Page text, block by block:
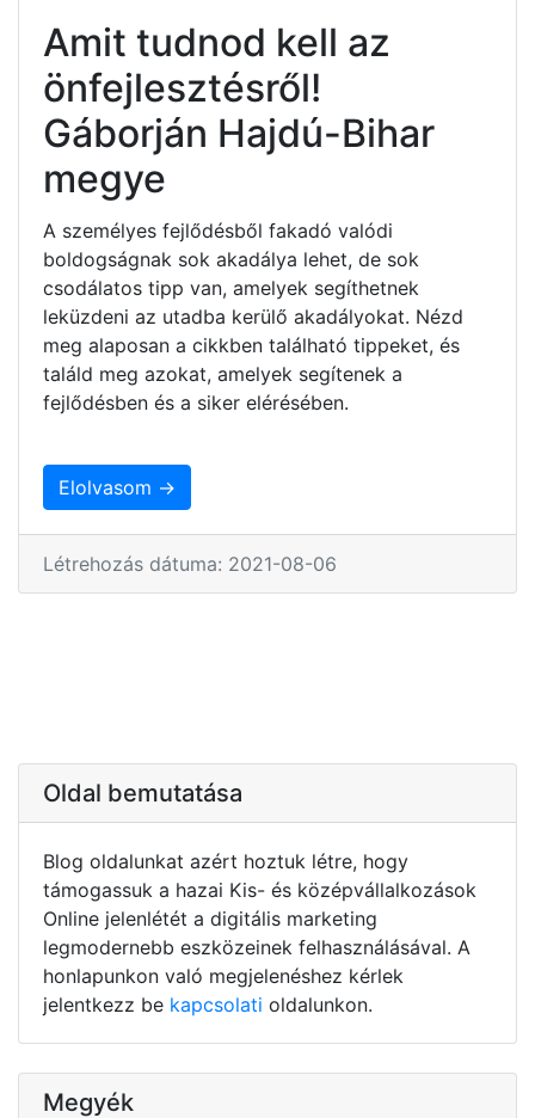
Amit tudnod kell az
önfejlesztésről!
Gáborján Hajdú-Bihar
megye
A személyes fejlődésből fakadó valódi
boldogságnak sok akadálya lehet, de sok
csodálatos tipp van, amelyek segíthetnek
leküzdeni az utadba kerülő akadályokat. Nézd
meg alaposan a cikkben található tippeket, és
találd meg azokat, amelyek segítenek a
fejlődésben és a siker elérésében.
Elolvasom →
Létrehozás dátuma: 2021-08-06
Oldal bemutatása
Blog oldalunkat azért hoztuk létre, hogy
támogassuk a hazai Kis- és középvállalkozások
Online jelenlétét a digitális marketing
legmodernebb eszközeinek felhasználásával. A
honlapunkon való megjelenéshez kérlek
jelentkezz be kapcsolati oldalunkon.
Megyék